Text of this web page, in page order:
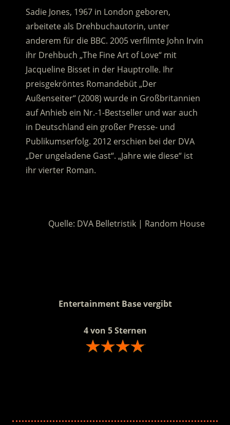
Sadie Jones, 1967 in London geboren,
arbeitete als Drehbuchautorin, unter
anderem für die BBC. 2005 verfilmte John Irvin
ihr Drehbuch „The Fine Art of Love“ mit
Jacqueline Bisset in der Hauptrolle. Ihr
preisgekröntes Romandebüt „Der
Außenseiter“ (2008) wurde in Großbritannien
auf Anhieb ein Nr.-1-Bestseller und war auch
in Deutschland ein großer Presse- und
Publikumserfolg. 2012 erschien bei der DVA
„Der ungeladene Gast“. „Jahre wie diese“ ist
ihr vierter Roman.
Quelle: DVA Belletristik | Random House
Entertainment Base vergibt
4 von 5 Sternen